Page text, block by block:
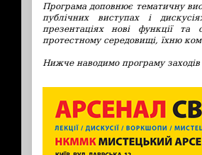
Програма доповнює тематичну
публічних виступах і
презентаціях нові функції та
протестному середовищі, їхню
Нижче наводимо програму